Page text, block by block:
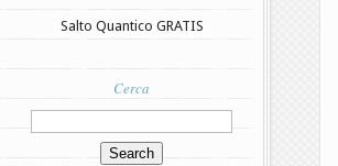
Salto Quantico GRATIS
Cerca